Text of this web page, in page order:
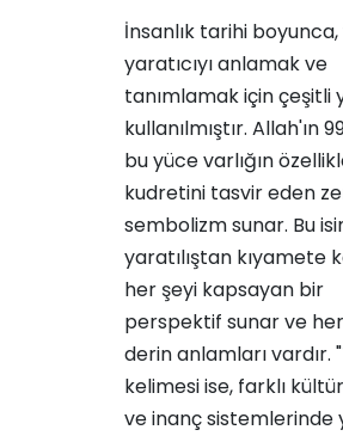
İnsanlık tarihi
yaratıcıyı anlamak ve
tanımlamak için çeşitli
kullanılmıştır. Allah'ın
bu yüce varlığın
kudretini tasvir eden
sembolizm sunar. Bu
yaratılıştan kıyamete
her şeyi kapsayan bir
perspektif sunar ve
derin anlamları vardır.
kelimesi ise, farklı
ve inanç sistemlerinde